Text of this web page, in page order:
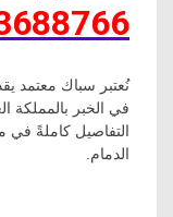
نُعتبر سباك معتمد
في الخبر بالمملكة
التفاصيل كاملةً في
الدمام.